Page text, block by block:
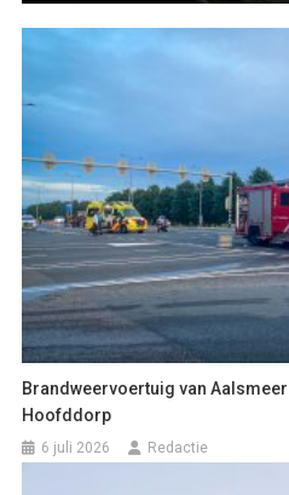
Brandweervoertuig van
Hoofddorp
6 juli 2026 Redactie